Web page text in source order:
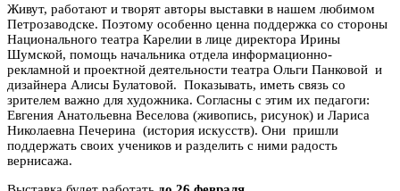
Живут, работают и творят авторы выставки в нашем любимом
Петрозаводске. Поэтому особенно ценна поддержка со стороны
Национального театра Карелии в лице директора Ирины
Шумской, помощь начальника отдела информационно-
рекламной и проектной деятельности театра Ольги Панковой и
дизайнера Алисы Булатовой. Показывать, иметь связь со
зрителем важно для художника. Согласны с этим их педагоги:
Евгения Анатольевна Веселова (живопись, рисунок) и Лариса
Николаевна Печерина (история искусств). Они пришли
поддержать своих учеников и разделить с ними радость
вернисажа.